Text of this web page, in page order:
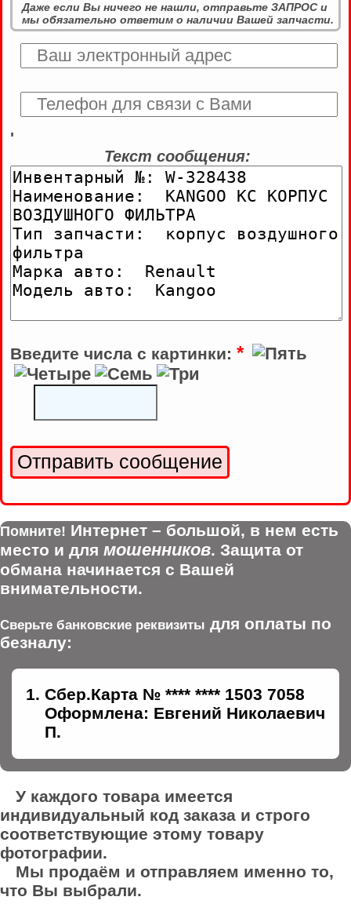
Даже если Вы ничего не нашли, отправьте ЗАПРОС и
мы обязательно ответим о наличии Вашей запчасти.
'
Текст сообщения:
Введите числа с картинки: *
Помните! Интернет – большой, в нем есть
место и для мошенников. Защита от
обмана начинается с Вашей
внимательности.
Сверьте банковские реквизиты для оплаты по
безналу:
Сбер.Карта № **** **** 1503 7058
Оформлена: Евгений Николаевич
П.
У каждого товара имеется
индивидуальный код заказа и строго
соответствующие этому товару
фотографии.
Мы продаём и отправляем именно то,
что Вы выбрали.